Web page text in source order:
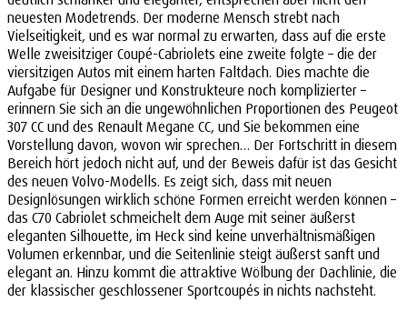
neuesten Modetrends. Der moderne Mensch strebt nach
Vielseitigkeit, und es war normal zu erwarten, dass auf die erste
Welle zweisitziger Coupé-Cabriolets eine zweite folgte – die der
viersitzigen Autos mit einem harten Faltdach. Dies machte die
Aufgabe für Designer und Konstrukteure noch komplizierter –
erinnern Sie sich an die ungewöhnlichen Proportionen des Peugeot
307 CC und des Renault Megane CC, und Sie bekommen eine
Vorstellung davon, wovon wir sprechen… Der Fortschritt in diesem
Bereich hört jedoch nicht auf, und der Beweis dafür ist das Gesicht
des neuen Volvo-Modells. Es zeigt sich, dass mit neuen
Designlösungen wirklich schöne Formen erreicht werden können –
das C70 Cabriolet schmeichelt dem Auge mit seiner äußerst
eleganten Silhouette, im Heck sind keine unverhältnismäßigen
Volumen erkennbar, und die Seitenlinie steigt äußerst sanft und
elegant an. Hinzu kommt die attraktive Wölbung der Dachlinie, die
der klassischer geschlossener Sportcoupés in nichts nachsteht.